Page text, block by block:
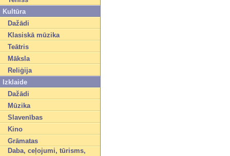
Kultūra
Dažādi
Klasiskā mūzika
Teātris
Māksla
Reliģija
Izklaide
Dažādi
Mūzika
Slavenības
Kino
Grāmatas
Daba, ceļojumi, tūrisms,